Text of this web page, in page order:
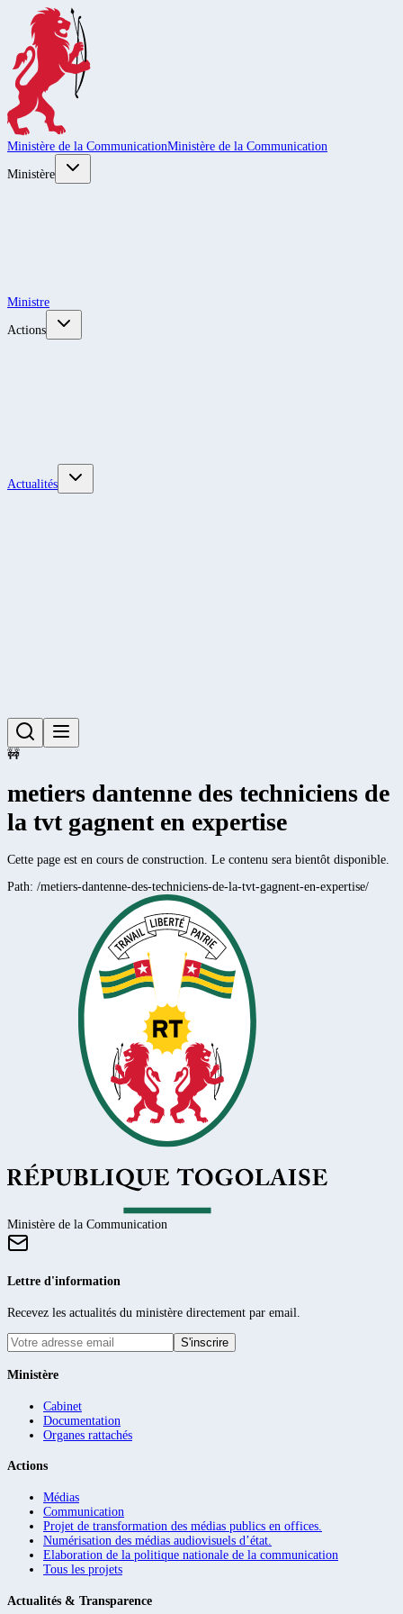
Ministère de la CommunicationMinistère de la Communication
Ministère
Ministre
Actions
Actualités
🚧
metiers dantenne des techniciens de
la tvt gagnent en expertise
Cette page est en cours de construction. Le contenu sera bientôt disponible.
Path: /metiers-dantenne-des-techniciens-de-la-tvt-gagnent-en-expertise/
Ministère de la Communication
Lettre d'information
Recevez les actualités du ministère directement par email.
S'inscrire
Ministère
Cabinet
Documentation
Organes rattachés
Actions
Médias
Communication
Projet de transformation des médias publics en offices.
Numérisation des médias audiovisuels d’état.
Elaboration de la politique nationale de la communication
Tous les projets
Actualités & Transparence